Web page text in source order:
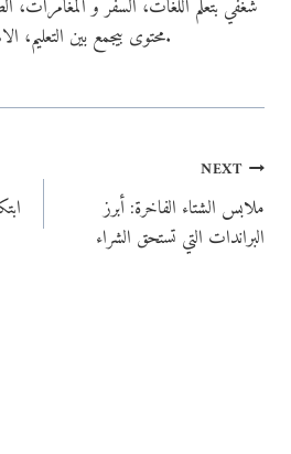
شغفي بتعلم اللغات، السفر و المغامرات،
محتوى بيجمع بين التعليم، الالهام، و التسلية.
NEXT
ملابس الشتاء الفاخرة: أبرز
البراندات التي تستحق الشراء